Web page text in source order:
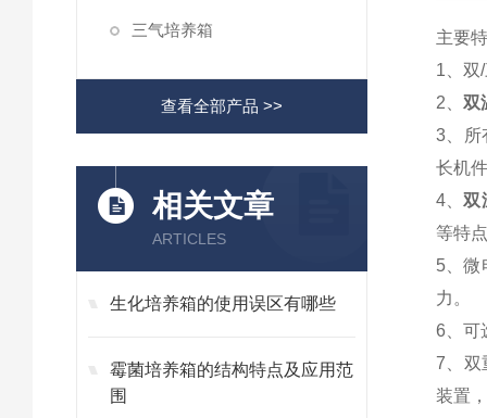
三气培养箱
查看全部产品 >>
相关文章
ARTICLES
生化培养箱的使用误区有哪些
霉菌培养箱的结构特点及应用范
围
主要
1、双
2、双
3、所
长机
4、双
等特
5、微
力。
6、可
7、双
装置